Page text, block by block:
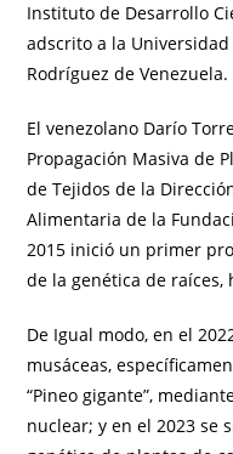
Instituto de Desarrollo
adscrito a la
Rodríguez de Venezuela.
El venezolano Darío
Propagación Masiva de
de Tejidos de la
Alimentaria de la
2015 inició un primer
de la genética de raíces,
De Igual modo, en el
musáceas,
“Pineo gigante”,
nuclear; y en el 2023 se